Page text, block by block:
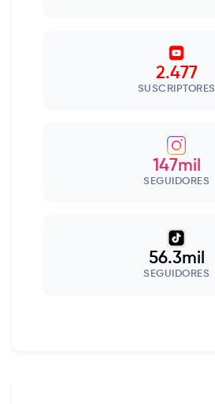
2.477
SUSCRIPTORES
147mil
SEGUIDORES
56.3mil
SEGUIDORES